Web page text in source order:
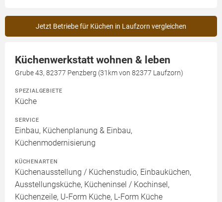
Jetzt Betriebe für Küchen in Laufzorn vergleichen
Küchenwerkstatt wohnen & leben
Grube 43, 82377 Penzberg (31km von 82377 Laufzorn)
SPEZIALGEBIETE
Küche
SERVICE
Einbau, Küchenplanung & Einbau,
Küchenmodernisierung
KÜCHENARTEN
Küchenausstellung / Küchenstudio, Einbauküchen,
Ausstellungsküche, Kücheninsel / Kochinsel,
Küchenzeile, U-Form Küche, L-Form Küche